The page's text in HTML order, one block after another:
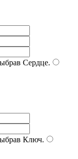
Сердце.
Ключ.